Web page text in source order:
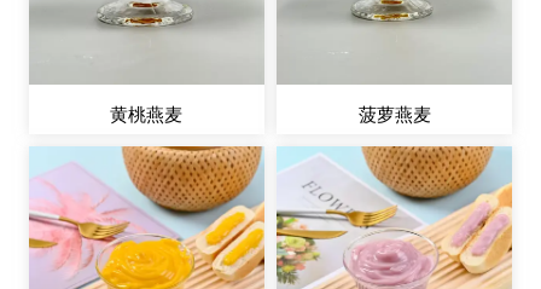
黄桃燕麦 菠萝燕麦